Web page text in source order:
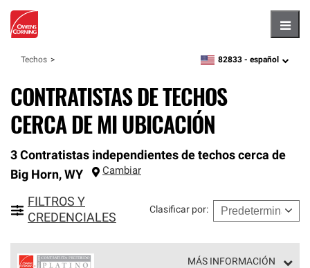
Techos zipcode,language
82833 - español
CONTRATISTAS DE TECHOS
CERCA DE MI UBICACIÓN
3 Contratistas independientes de techos cerca de
Big Horn, WY Cambiar
FILTROS Y
CREDENCIALES
Clasificar por:
MÁS INFORMACIÓN